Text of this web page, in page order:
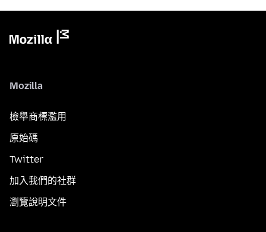
Mozilla
檢舉商標濫用
原始碼
Twitter
加入我們的社群
瀏覽說明文件